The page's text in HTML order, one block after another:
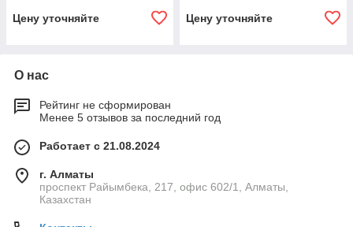
Цену уточняйте Цену уточняйте
О нас
Рейтинг не сформирован
Менее 5 отзывов за последний год
Работает с 21.08.2024
г. Алматы
проспект Райымбека, 217, офис 602/1, Алматы,
Казахстан